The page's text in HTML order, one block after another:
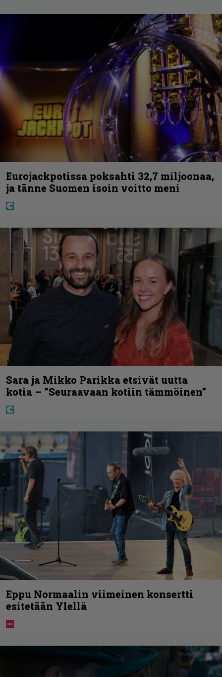
Eurojackpotissa poksahti 32,7 miljoonaa,
ja tänne Suomen isoin voitto meni
Sara ja Mikko Parikka etsivät uutta
kotia – ”Seuraavaan kotiin tämmöinen”
Eppu Normaalin viimeinen konsertti
esitetään Ylellä